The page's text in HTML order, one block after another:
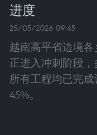
进度
25/05/2026 09:45
越南高平省边境各
正进入冲刺阶段，
所有工程均已完
45%。